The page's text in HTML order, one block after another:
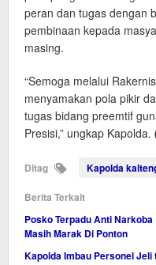
peran dan tugas dengan
pembinaan kepada
masing.
“Semoga melalui
menyamakan pola pikir
tugas bidang preemtif
Presisi,” ungkap Kapolda.
Ditag Kapolda
Berita Terkait
Posko Terpadu Anti
Masih Marak Di Ponton
Kapolda Imbau Personel